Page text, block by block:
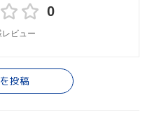
0
ビュー
投稿